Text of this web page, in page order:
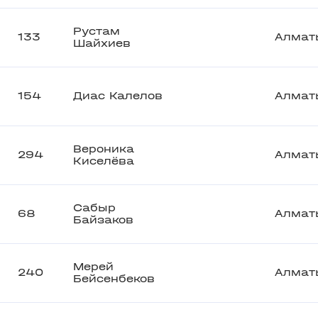
133
Рустам
Шайхиев
154 Диас Калелов
294
Вероника
Киселёва
68
Сабыр
Байзаков
240
Мерей
Бейсенбеков